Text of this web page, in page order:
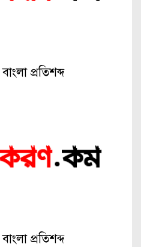
প্রতিশব্দ
প্রতিশব্দ